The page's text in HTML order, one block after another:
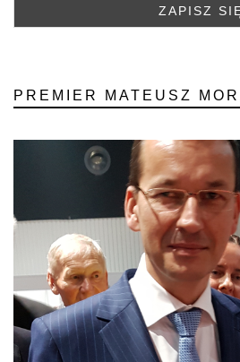
PREMIER MATEUSZ